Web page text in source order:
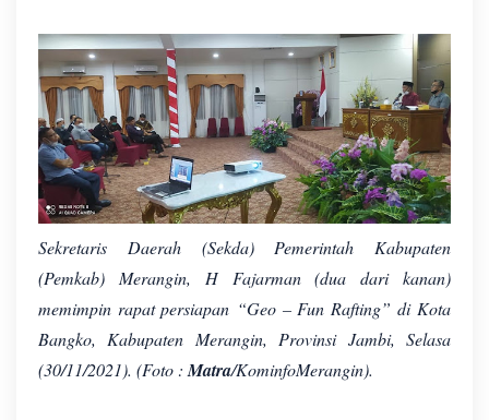
Sekretaris Daerah (Sekda) Pemerintah Kabupaten
(Pemkab) Merangin, H Fajarman (dua dari kanan)
memimpin rapat persiapan “Geo – Fun Rafting”di Kota
Bangko, Kabupaten Merangin, Provinsi Jambi, Selasa
(30/11/2021). (Foto : Matra/KominfoMerangin).